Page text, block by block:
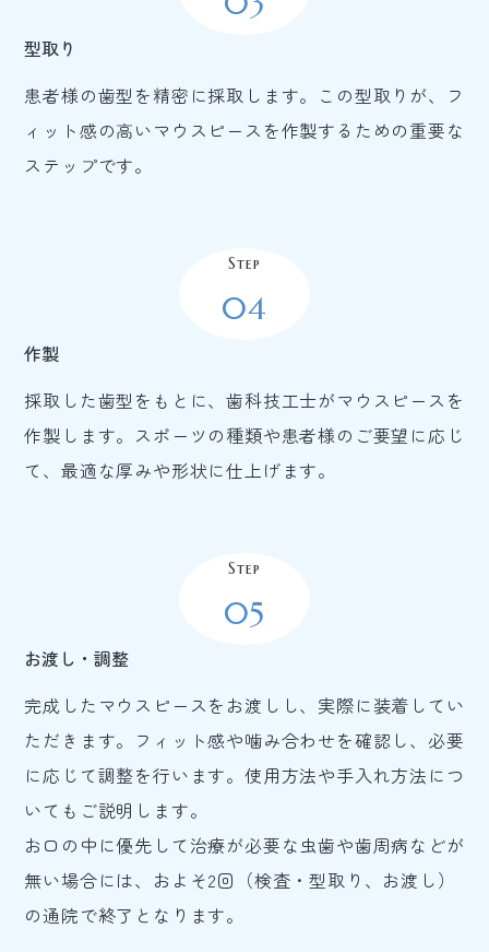
型取り
患者様の歯型を精密に採取します。この型取りが、フ
ィット感の高いマウスピースを作製するための重要な
ステップです。
Step
04
作製
採取した歯型をもとに、歯科技工士がマウスピースを
作製します。スポーツの種類や患者様のご要望に応じ
て、最適な厚みや形状に仕上げます。
Step
05
お渡し・調整
完成したマウスピースをお渡しし、実際に装着してい
ただきます。フィット感や噛み合わせを確認し、必要
に応じて調整を行います。使用方法や手入れ方法につ
いてもご説明します。
お口の中に優先して治療が必要な虫歯や歯周病などが
無い場合には、およそ2回（検査・型取り、お渡し）
の通院で終了となります。